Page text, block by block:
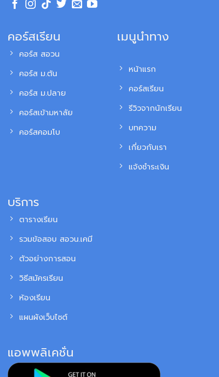
คอร์สเรียน
คอร์ส สอวน
คอร์ส ม.ต้น
คอร์ส ม.ปลาย
คอร์สเข้ามหาลัย
คอร์สคอมโบ
เมนูนำทาง
หน้าแรก
คอร์สเรียน
รีวิวจากนักเรียน
บทความ
เกี่ยวกับเรา
แจ้งชำระเงิน
บริการ
ตารางเรียน
รวมข้อสอบ สอวน.เคมี
ตัวอย่างการสอน
วิธีสมัครเรียน
ห้องเรียน
แผนผังเว็บไซต์
แอพพลิเคชั่น